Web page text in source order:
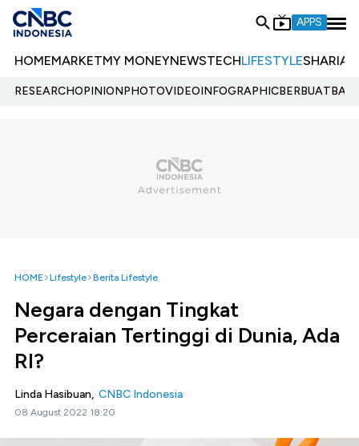
APPS
HOMEMARKETMY MONEYNEWSTECHLIFESTYLESHARIA
RESEARCHOPINIONPHOTOVIDEOINFOGRAPHIC
HOME Lifestyle Berita Lifestyle
Negara dengan Tingkat
Perceraian Tertinggi di Dunia, Ada
RI?
Linda Hasibuan, CNBC Indonesia
08 August 2022 18:20